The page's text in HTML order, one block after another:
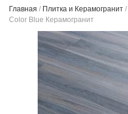
Главная / Плитка и Керамогранит /
Color Blue Керамогранит